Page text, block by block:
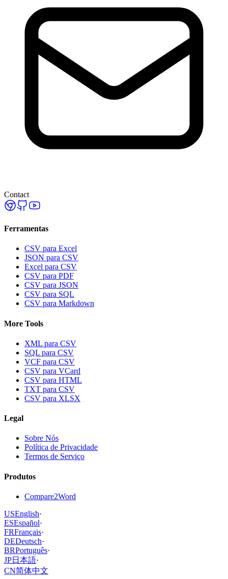
Contact
Ferramentas
CSV para Excel
JSON para CSV
Excel para CSV
CSV para PDF
CSV para JSON
CSV para SQL
CSV para Markdown
More Tools
XML para CSV
SQL para CSV
VCF para CSV
CSV para VCard
CSV para HTML
TXT para CSV
CSV para XLSX
Legal
Sobre Nós
Política de Privacidade
Termos de Serviço
Produtos
Compare2Word
USEnglish·
ESEspañol·
FRFrançais·
DEDeutsch·
BRPortuguês·
JP日本語·
CN简体中文